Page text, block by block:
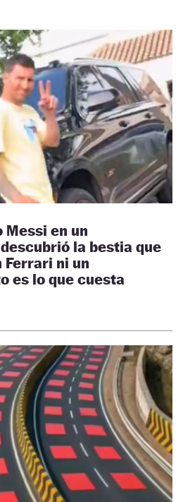
Messi en un
la bestia que
Ferrari ni un
es lo que cuesta